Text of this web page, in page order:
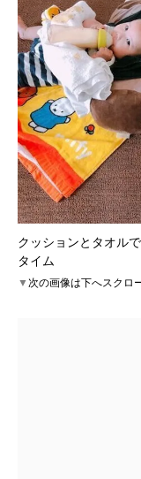
クッションとタオル
タイム
▼次の画像は下へスクロ